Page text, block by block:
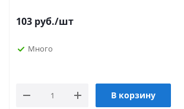
103 руб./шт
Много
В корзину